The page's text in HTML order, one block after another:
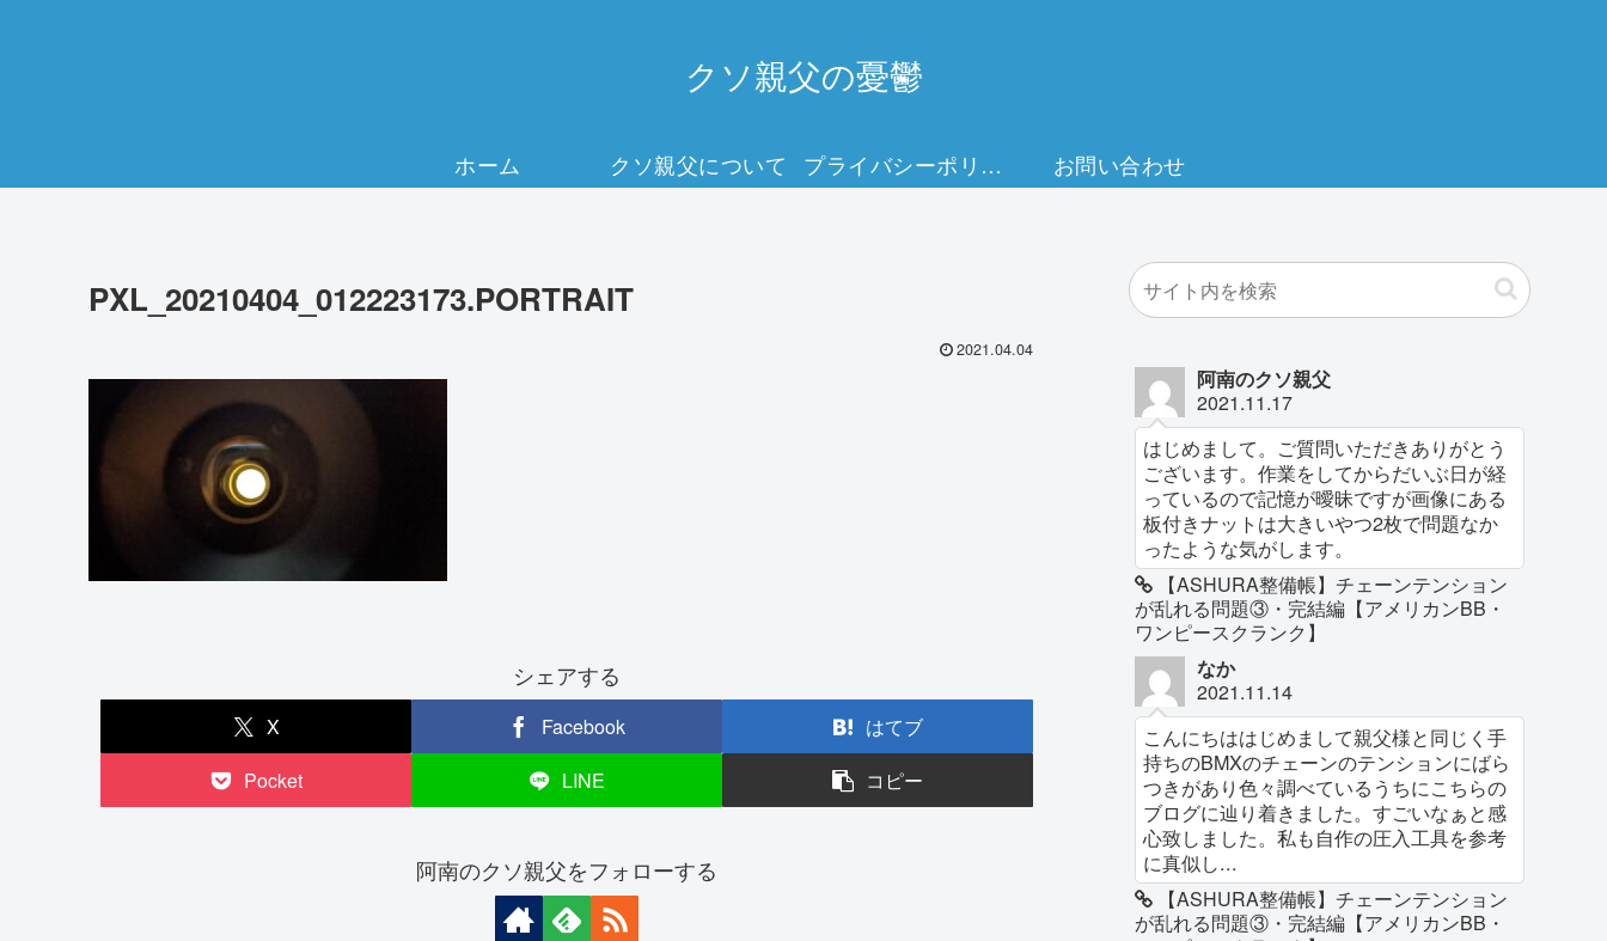
クソ親父の憂鬱
ホーム クソ親父について プライバシーポリシー お問い合わせ
PXL_20210404_012223173.PORTRAIT
2021.04.04
シェアする
X Facebook
はてブ
Pocket
LINE コピー
阿南のクソ親父をフォローする
阿南のクソ親父
2021.11.17
はじめまして。ご質問いただきありがとう
ございます。作業をしてからだいぶ日が経
っているので記憶が曖昧ですが画像にある
板付きナットは大きいやつ2枚で問題なか
ったような気がします。
【ASHURA整備帳】チェーンテンション
が乱れる問題③・完結編【アメリカンBB・
ワンピースクランク】
なか
2021.11.14
こんにちははじめまして親父様と同じく手
持ちのBMXのチェーンのテンションにばら
つきがあり色々調べているうちにこちらの
ブログに辿り着きました。すごいなぁと感
心致しました。私も自作の圧入工具を参考
に真似し...
【ASHURA整備帳】チェーンテンション
が乱れる問題③・完結編【アメリカンBB・